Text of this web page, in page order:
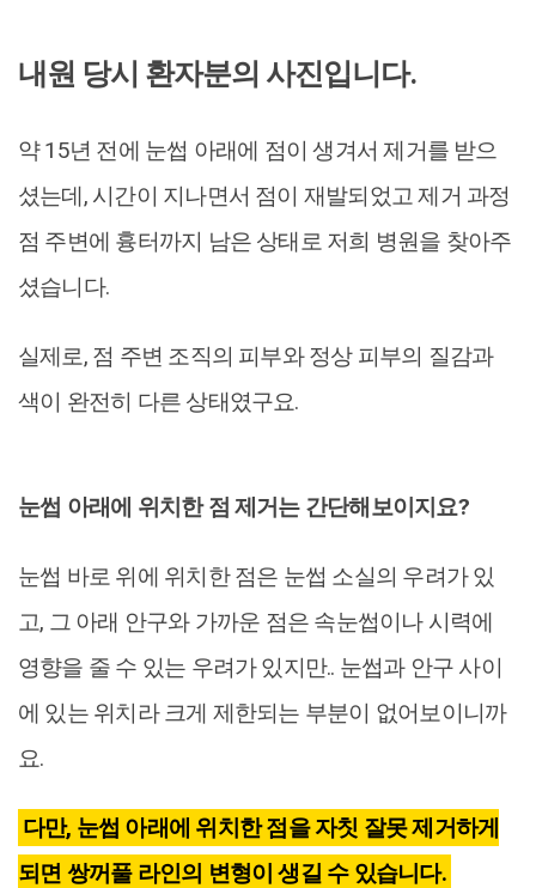
내원 당시 환자분의 사진입니다.
약 15년 전에 눈썹 아래에 점이 생겨서 제거를 받으
셨는데, 시간이 지나면서 점이 재발되었고 제거 과정
점 주변에 흉터까지 남은 상태로 저희 병원을 찾아주
셨습니다.
실제로, 점 주변 조직의 피부와 정상 피부의 질감과
색이 완전히 다른 상태였구요.
눈썹 아래에 위치한 점 제거는 간단해보이지요?
눈썹 바로 위에 위치한 점은 눈썹 소실의 우려가 있
고, 그 아래 안구와 가까운 점은 속눈썹이나 시력에
영향을 줄 수 있는 우려가 있지만.. 눈썹과 안구 사이
에 있는 위치라 크게 제한되는 부분이 없어보이니까
요.
다만, 눈썹 아래에 위치한 점을 자칫 잘못 제거하게
되면 쌍꺼풀 라인의 변형이 생길 수 있습니다.